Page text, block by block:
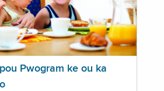
Pwogram ke ou ka